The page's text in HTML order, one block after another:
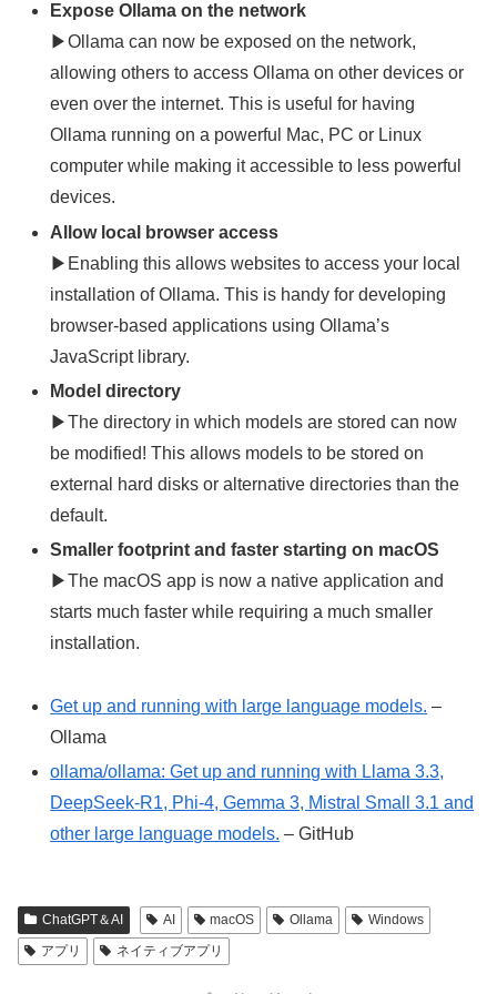
Expose Ollama on the network
▶Ollama can now be exposed on the network,
allowing others to access Ollama on other devices or
even over the internet. This is useful for having
Ollama running on a powerful Mac, PC or Linux
computer while making it accessible to less powerful
devices.
Allow local browser access
▶Enabling this allows websites to access your local
installation of Ollama. This is handy for developing
browser-based applications using Ollama’s
JavaScript library.
Model directory
▶The directory in which models are stored can now
be modified! This allows models to be stored on
external hard disks or alternative directories than the
default.
Smaller footprint and faster starting on macOS
▶The macOS app is now a native application and
starts much faster while requiring a much smaller
installation.
Get up and running with large language models. –
Ollama
ollama/ollama: Get up and running with Llama 3.3,
DeepSeek-R1, Phi-4, Gemma 3, Mistral Small 3.1 and
other large language models. – GitHub
ChatGPT＆AI AI macOS Ollama
Windows
アプリ
ネイティブアプリ